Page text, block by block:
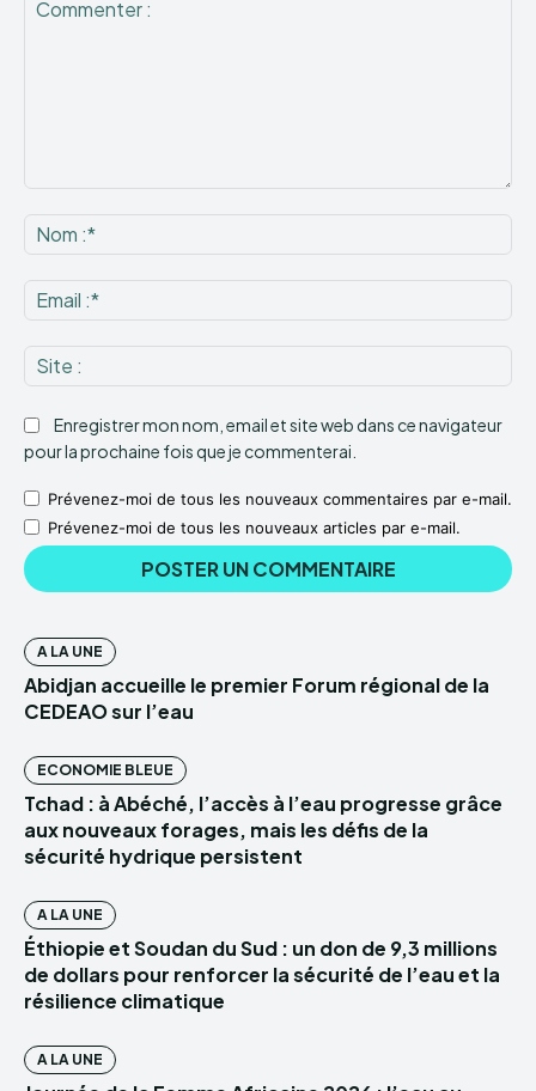
:*
:*
:
Enregistrer mon nom, email et site web dans ce navigateur
pour la prochaine fois que je commenterai.
Prévenez-moi de tous les nouveaux commentaires par e-mail.
Prévenez-moi de tous les nouveaux articles par e-mail.
A LA UNE
Abidjan accueille le premier Forum régional de la
CEDEAO sur l’eau
ECONOMIE BLEUE
Tchad : à Abéché, l’accès à l’eau progresse grâce
aux nouveaux forages, mais les défis de la
sécurité hydrique persistent
A LA UNE
Éthiopie et Soudan du Sud : un don de 9,3 millions
de dollars pour renforcer la sécurité de l’eau et la
résilience climatique
A LA UNE